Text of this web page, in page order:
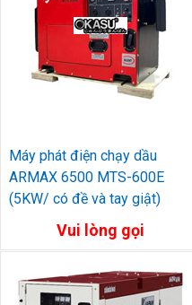
Máy phát điện chạy dầu
ARMAX 6500 MTS-600E
(5KW/ có đề và tay giật)
Vui lòng gọi